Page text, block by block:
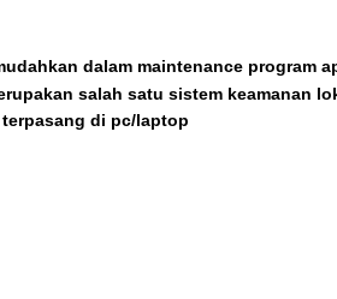
dalam maintenance program
salah satu sistem keamanan
di pc/laptop